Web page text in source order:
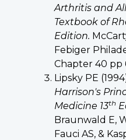
Arthritis and
Textbook of
Edition.
Febiger
Chapter 40 pp
Lipsky PE
Harrison's
Medicine 13th
Braunwald E,
Fauci AS, &